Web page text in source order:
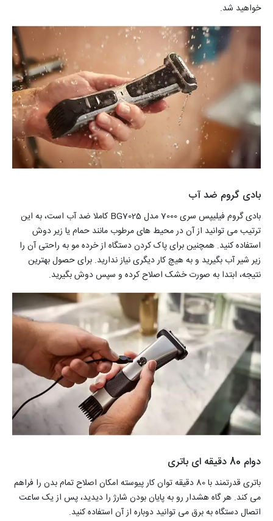
خواهید شد.
بادی گروم ضد آب
بادی گروم فیلیپس سری 7000 مدل BG7025 کاملا ضد آب است، به این
ترتیب می توانید از آن در محیط های مرطوب مانند حمام یا زیر دوش
استفاده کنید. همچنین برای پاک کردن دستگاه از خرده مو به راحتی آن را
زیر شیر آب بگیرید و به هیچ کار دیگری نیاز ندارید. برای حصول بهترین
نتیجه، ابتدا به صورت خشک اصلاح کرده و سپس دوش بگیرید.
دوام 80 دقیقه ای باتری
باتری قدرتمند با 80 دقیقه توان کار پیوسته امکان اصلاح تمام بدن را فراهم
می کند. هر گاه هشدار رو به پایان بودن شارژ را دیدید، پس از یک ساعت
اتصال دستگاه به برق می توانید دوباره از آن استفاده کنید.